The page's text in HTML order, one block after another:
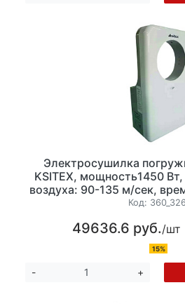
Электросушилка
KSITEX, мощность1450
воздуха: 90-135 м/сек,
сек, ударопрочный
Код: 360_326
49636.6 руб./шт
15%
- +